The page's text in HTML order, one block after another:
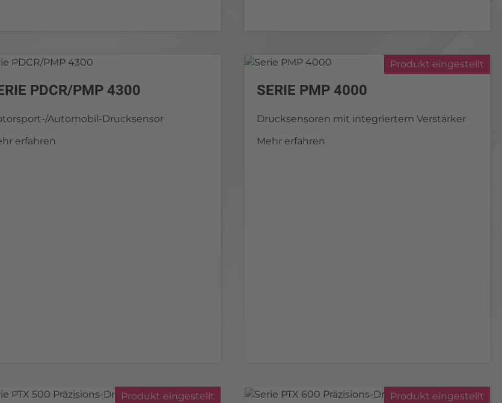
PDCR/PMP 4300
Automobil-Drucksensor
erfahren
Produkt eingestellt
SERIE PMP 4000
Drucksensoren mit integriertem Verstärker
Mehr erfahren
Produkt eingestellt Produkt eingestellt